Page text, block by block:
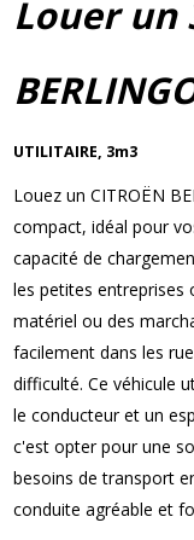
Louer un
UTILITAIRE, 3m3
Louez un CITROËN
compact, idéal pour
capacité de
les petites entreprises
matériel ou des
facilement dans les
difficulté. Ce véhicule
le conducteur et un
c'est opter pour une
besoins de transport
conduite agréable et